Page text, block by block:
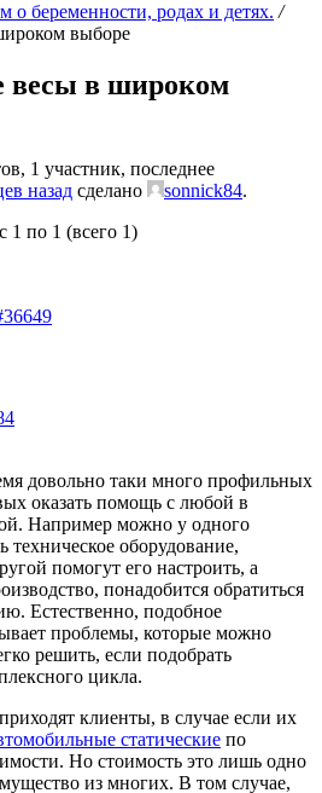
о беременности, родах и детях. /
выборе
весы в широком
1 участник, последнее
назад сделано sonnick84.
1 по 1 (всего 1)
довольно таки много профильных
оказать помощь с любой в
Например можно у одного
техническое оборудование,
помогут его настроить, а
понадобится обратиться
Естественно, подобное
проблемы, которые можно
решить, если подобрать
цикла.
клиенты, в случае если их
статические по
Но стоимость это лишь одно
из многих. В том случае,